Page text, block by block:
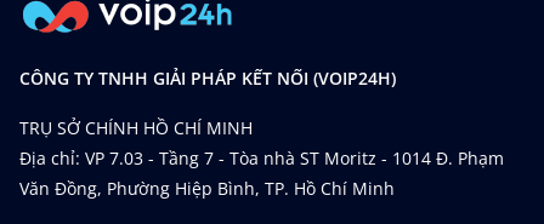
CÔNG TY TNHH GIẢI PHÁP KẾT NỐI (VOIP24H)
TRỤ SỞ CHÍNH HỒ CHÍ MINH
Địa chỉ: VP 7.03 - Tầng 7 - Tòa nhà ST Moritz - 1014 Đ. Phạm
Văn Đồng, Phường Hiệp Bình, TP. Hồ Chí Minh